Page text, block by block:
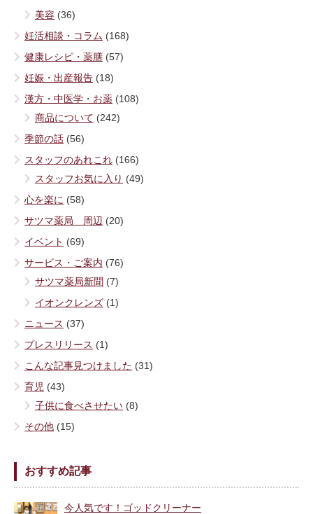
美容 (36)
妊活相談・コラム (168)
健康レシピ・薬膳 (57)
妊娠・出産報告 (18)
漢方・中医学・お薬 (108)
商品について (242)
季節の話 (56)
スタッフのあれこれ (166)
スタッフお気に入り (49)
心を楽に (58)
サツマ薬局 周辺 (20)
イベント (69)
サービス・ご案内 (76)
サツマ薬局新聞 (7)
イオンクレンズ (1)
ニュース (37)
プレスリリース (1)
こんな記事見つけました (31)
育児 (43)
子供に食べさせたい (8)
その他 (15)
おすすめ記事
今人気です！ゴッドクリーナー